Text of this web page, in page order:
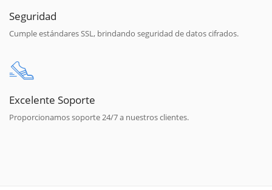
Seguridad
Cumple estándares SSL, brindando seguridad de datos cifrados.
Excelente Soporte
Proporcionamos soporte 24/7 a nuestros clientes.